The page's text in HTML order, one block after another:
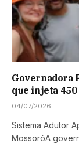
Governadora
que injeta
04/07/2026
Sistema Adutor
MossoróA